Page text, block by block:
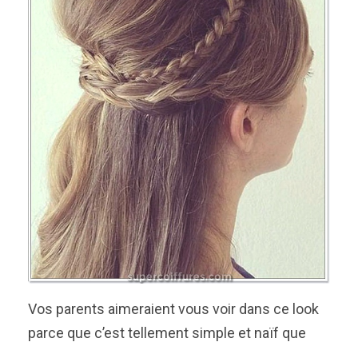
Vos parents aimeraient vous voir dans ce look
parce que c’est tellement simple et naïf que